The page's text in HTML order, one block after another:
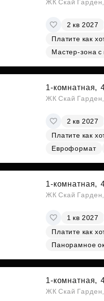
ЖК Скай
2 кв 2027
Платите как
Мастер-зона с
1-комнатная,
ЖК Скай
2 кв 2027
Платите как
Евроформат
1-комнатная,
ЖК Скай
1 кв 2027
Платите как
Панорамное
1-комнатная,
ЖК Скай